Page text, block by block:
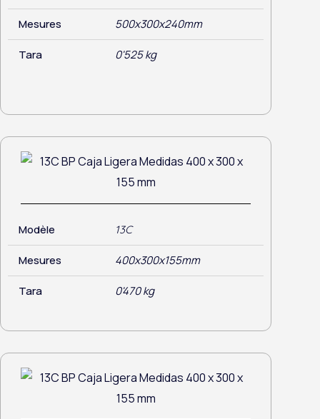
Mesures 500x300x240mm
Tara 0'525 kg
Modèle 13C
Mesures 400x300x155mm
Tara 0'470 kg